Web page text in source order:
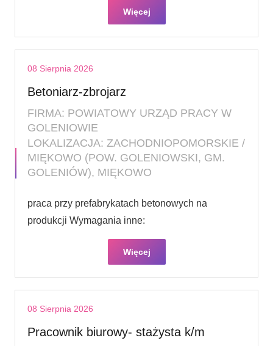
Więcej
08 Sierpnia 2026
Betoniarz-zbrojarz
FIRMA: POWIATOWY URZĄD PRACY W
GOLENIOWIE
LOKALIZACJA: ZACHODNIOPOMORSKIE /
MIĘKOWO (POW. GOLENIOWSKI, GM.
GOLENIÓW), MIĘKOWO
praca przy prefabrykatach betonowych na
produkcji Wymagania inne:
Więcej
08 Sierpnia 2026
Pracownik biurowy- stażysta k/m